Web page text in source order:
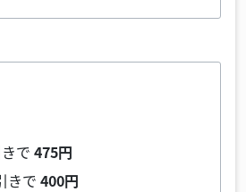
で 475円
きで 400円